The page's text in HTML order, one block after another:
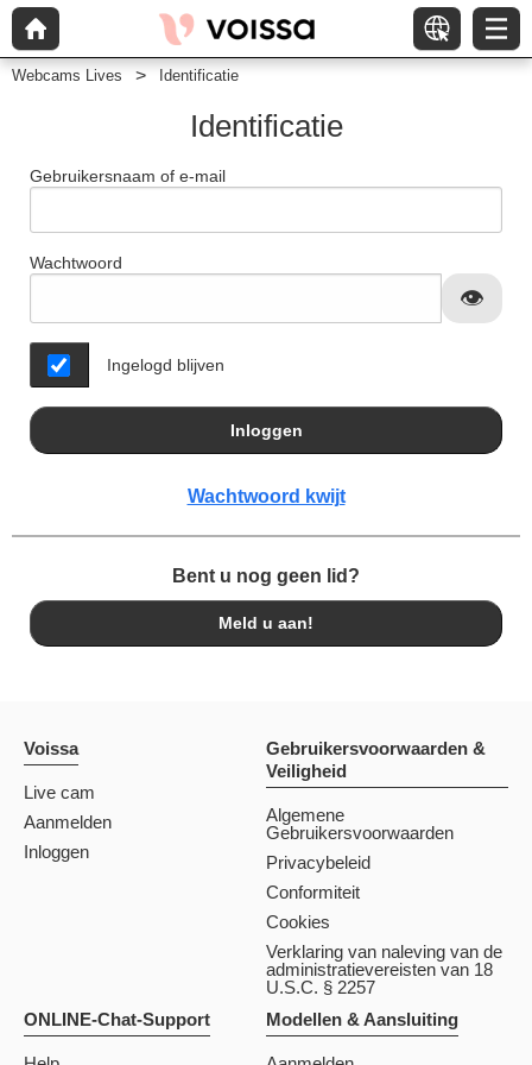
Webcams Lives Identificatie
Identificatie
Gebruikersnaam of e-mail
Wachtwoord
Ingelogd blijven
Inloggen
Wachtwoord kwijt
Bent u nog geen lid?
Meld u aan!
Voissa
Live cam
Aanmelden
Inloggen
Gebruikersvoorwaarden &
Veiligheid
Algemene
Gebruikersvoorwaarden
Privacybeleid
Conformiteit
Cookies
Verklaring van naleving van de
administratievereisten van 18
U.S.C. § 2257
ONLINE-Chat-Support
Modellen & Aansluiting